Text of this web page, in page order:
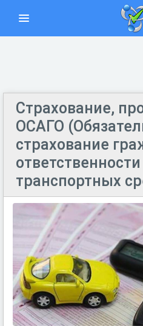
Страхование,
ОСАГО
страхование
транспортных